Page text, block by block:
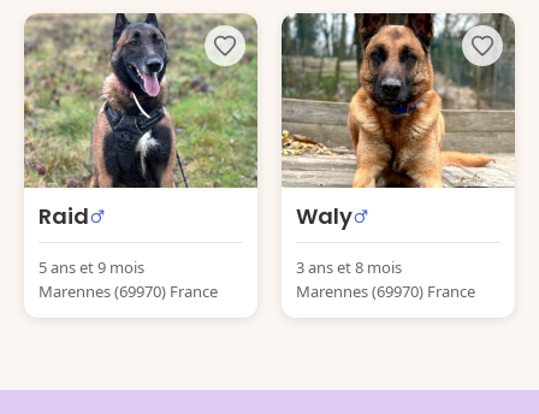
Raid
5 ans et 9 mois
Marennes (69970) France
Waly
3 ans et 8 mois
Marennes (69970) France